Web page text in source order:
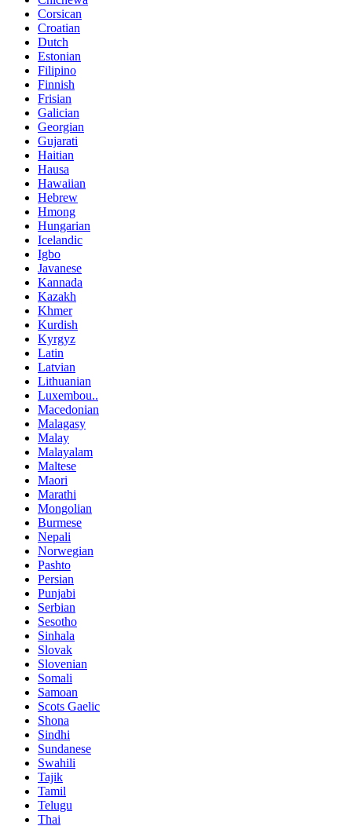
Corsican
Croatian
Dutch
Estonian
Filipino
Finnish
Frisian
Galician
Georgian
Gujarati
Haitian
Hausa
Hawaiian
Hebrew
Hmong
Hungarian
Icelandic
Igbo
Javanese
Kannada
Kazakh
Khmer
Kurdish
Kyrgyz
Latin
Latvian
Lithuanian
Luxembou..
Macedonian
Malagasy
Malay
Malayalam
Maltese
Maori
Marathi
Mongolian
Burmese
Nepali
Norwegian
Pashto
Persian
Punjabi
Serbian
Sesotho
Sinhala
Slovak
Slovenian
Somali
Samoan
Scots Gaelic
Shona
Sindhi
Sundanese
Swahili
Tajik
Tamil
Telugu
Thai